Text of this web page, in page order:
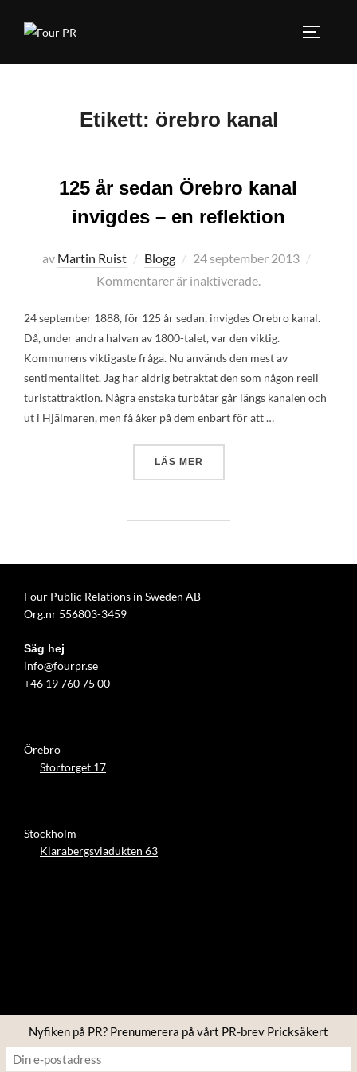
Etikett: örebro kanal
125 år sedan Örebro kanal
invigdes – en reflektion
av Martin Ruist Blogg
Publicerat
den
24 september 2013
Kommentarer är inaktiverade.
24 september 1888, för 125 år sedan, invigdes Örebro kanal.
Då, under andra halvan av 1800-talet, var den viktig.
Kommunens viktigaste fråga. Nu används den mest av
sentimentalitet. Jag har aldrig betraktat den som någon reell
turistattraktion. Några enstaka turbåtar går längs kanalen och
ut i Hjälmaren, men få åker på dem enbart för att …
LÄS MER
Four Public Relations in Sweden AB
Org.nr 556803-3459
Säg hej
info@fourpr.se
+46 19 760 75 00
Örebro
Stortorget 17
Stockholm
Klarabergsviadukten 63
Copyright © 2026 Four PR
Nyfiken på PR? Prenumerera på vårt PR-brev Pricksäkert